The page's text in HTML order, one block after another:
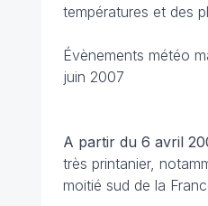
températures et des
Évènements météo
juin 2007
A partir du 6 avril
très printanier,
moitié sud de la